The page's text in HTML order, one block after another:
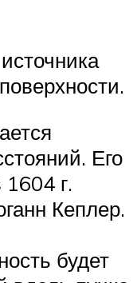
Его
г.
Кеплер.
будет